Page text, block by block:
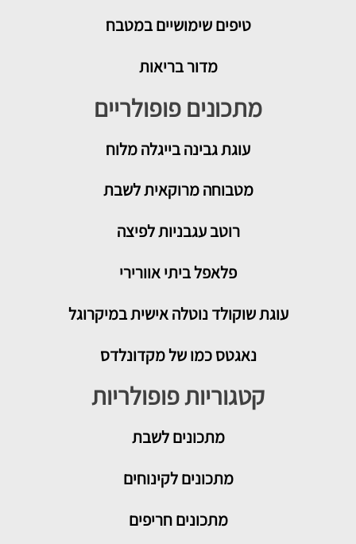
טיפים שימושיים במטבח
מדור בריאות
מתכונים פופולריים
עוגת גבינה בייגלה מלוח
מטבוחה מרוקאית לשבת
רוטב עגבניות לפיצה
פלאפל ביתי אוורירי
עוגת שוקולד נוטלה אישית במיקרוגל
נאגטס כמו של מקדונלדס
קטגוריות פופולריות
מתכוניםלשבת
מתכונים לקינוחים
מתכונים חריפים